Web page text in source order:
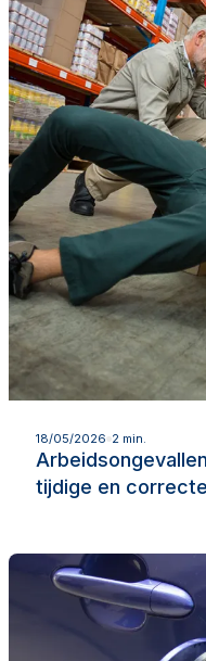
18/05/2026 2 min.
tijdige en
Lees meer